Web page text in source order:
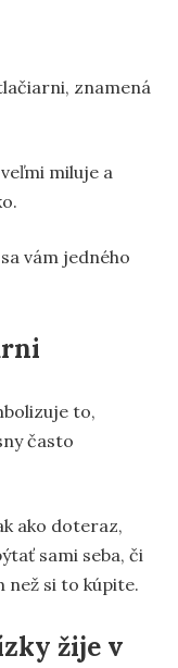
znamená
miluje a
vám jedného
to,
často
ako doteraz,
sami seba, či
si to kúpite.
žije v